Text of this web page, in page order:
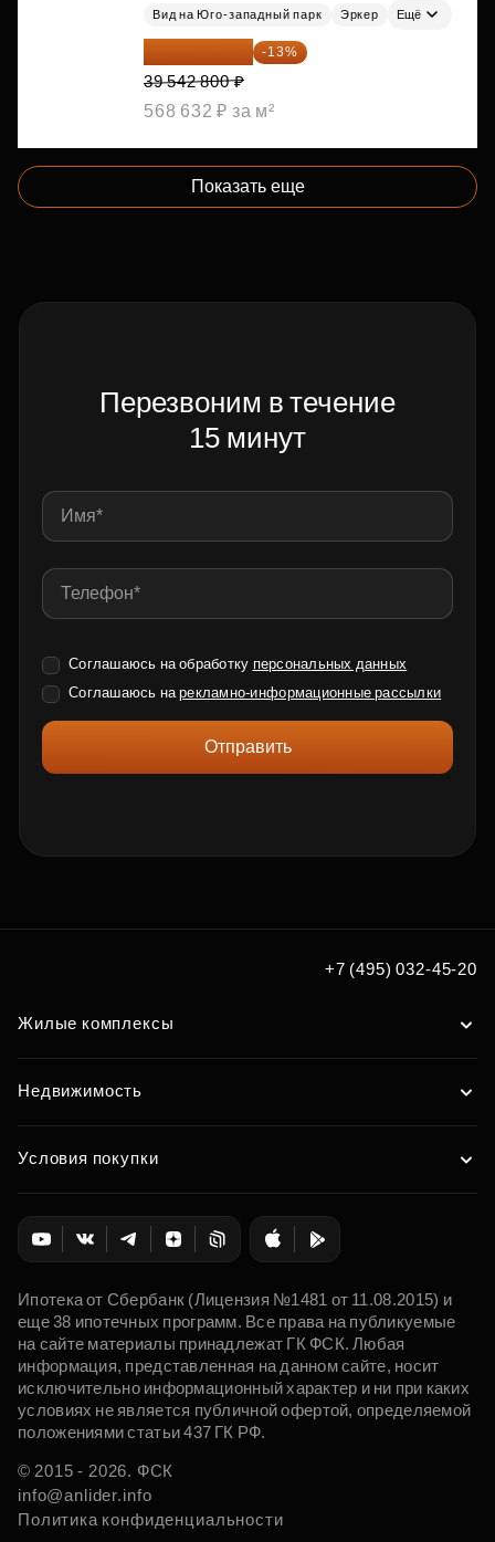
Вид на Юго-западный парк Эркер Ещё
34 402 236 ₽ -13%
39 542 800 ₽
568 632 ₽ за м²
Показать еще
Перезвоним в течение
15 минут
Соглашаюсь на обработку персональных данных
Соглашаюсь нарекламно-информационные рассылки
Отправить
+7 (495) 032-45-20
Жилые комплексы
Недвижимость
Условия покупки
Ипотека от Сбербанк (Лицензия №1481 от 11.08.2015) и
еще 38 ипотечных программ. Все права на публикуемые
на сайте материалы принадлежат ГК ФСК. Любая
информация, представленная на данном сайте, носит
исключительно информационный характер и ни при каких
условиях не является публичной офертой, определяемой
положениями статьи 437 ГК РФ.
© 2015 - 2026. ФСК
info@anlider.info
Политика конфиденциальности